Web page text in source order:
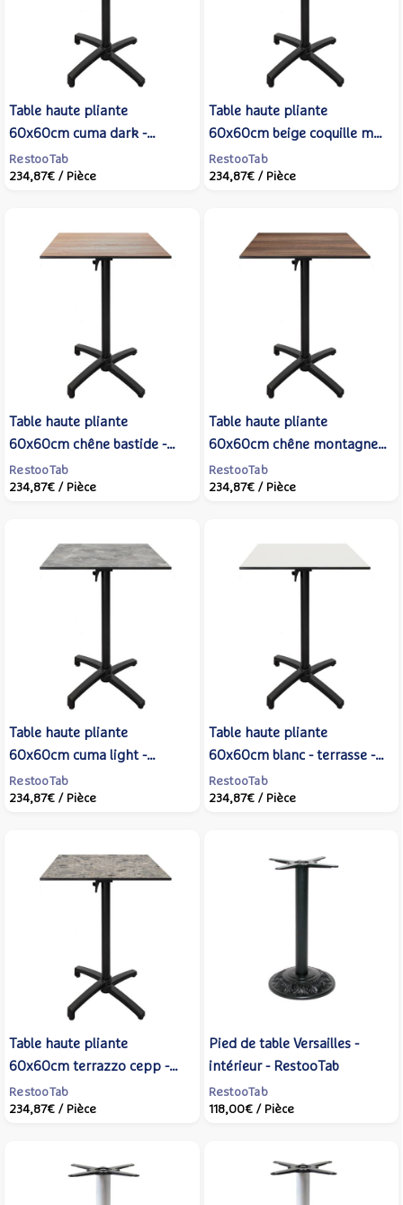
Table haute pliante
60x60cm cuma dark -
terrasse - RestooTab
RestooTab
234,87€ / Pièce
Table haute pliante
60x60cm beige coquille mat
- terrasse - RestooTab
RestooTab
234,87€ / Pièce
Table haute pliante
60x60cm chêne bastide -
terrasse - RestooTab
RestooTab
234,87€ / Pièce
Table haute pliante
60x60cm chêne montagne -
terrasse - RestooTab
RestooTab
234,87€ / Pièce
Table haute pliante
60x60cm cuma light -
terrasse - RestooTab
RestooTab
234,87€ / Pièce
Table haute pliante
60x60cm blanc - terrasse -
RestooTab
RestooTab
234,87€ / Pièce
Table haute pliante
60x60cm terrazzo cepp -
terrasse - RestooTab
RestooTab
234,87€ / Pièce
Pied de table Versailles -
intérieur - RestooTab
RestooTab
118,00€ / Pièce